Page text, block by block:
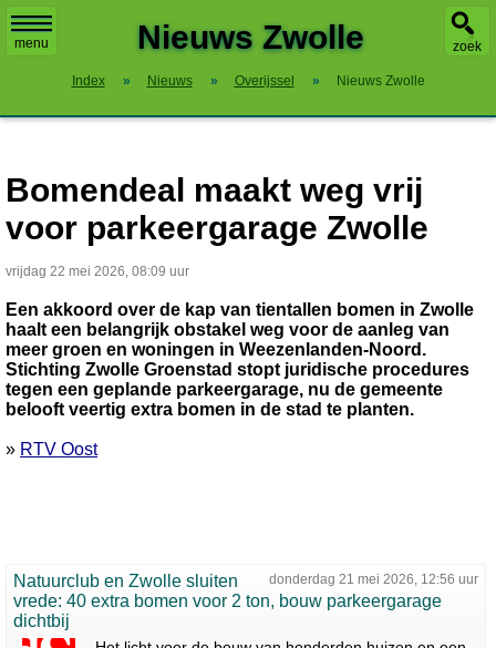
menu zoek
Nieuws Zwolle
Index » Nieuws » Overijssel » Nieuws Zwolle
Bomendeal maakt weg vrij
voor parkeergarage Zwolle
vrijdag 22 mei 2026, 08:09 uur
Een akkoord over de kap van tientallen bomen in Zwolle
haalt een belangrijk obstakel weg voor de aanleg van
meer groen en woningen in Weezenlanden-Noord.
Stichting Zwolle Groenstad stopt juridische procedures
tegen een geplande parkeergarage, nu de gemeente
belooft veertig extra bomen in de stad te planten.
» RTV Oost
donderdag 21 mei 2026, 12:56 uur
Natuurclub en Zwolle sluiten
vrede: 40 extra bomen voor 2 ton, bouw parkeergarage
dichtbij